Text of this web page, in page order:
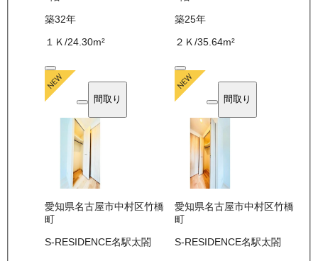
築32年
１Ｋ /24.30m²
築25年
２Ｋ/35.64m²
間取り
愛知県名古屋市中村区竹橋
町
S-RESIDENCE名駅太閤
間取り
愛知県名古屋市中村区竹橋
町
S-RESIDENCE名駅太閤